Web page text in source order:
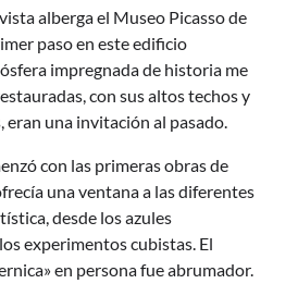
alberga el Museo Picasso de
paso en este edificio
impregnada de historia me
con sus altos techos y
eran una invitación al pasado.
con las primeras obras de
una ventana a las diferentes
desde los azules
experimentos cubistas. El
en persona fue abrumador.